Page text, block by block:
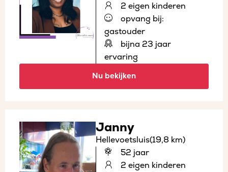
2 eigen kinderen
opvang bij:
gastouder
bijna 23 jaar
ervaring
Nu bekijken
Janny
Hellevoetsluis(19,8 km)
52 jaar
2 eigen kinderen